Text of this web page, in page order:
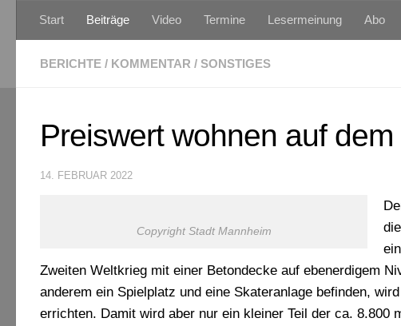
Zum Inhalt springen
Start Beiträge Video Termine Lesermeinung Abo
BERICHTE / KOMMENTAR / SONSTIGES
Preiswert wohnen auf
14. FEBRUAR 2022
Copyright Stadt Mannheim
Zweiten Weltkrieg mit einer Betondecke auf ebenerdigem
anderem ein Spielplatz und eine Skateranlage befinden,
errichten. Damit wird aber nur ein kleiner Teil der ca. 8.800